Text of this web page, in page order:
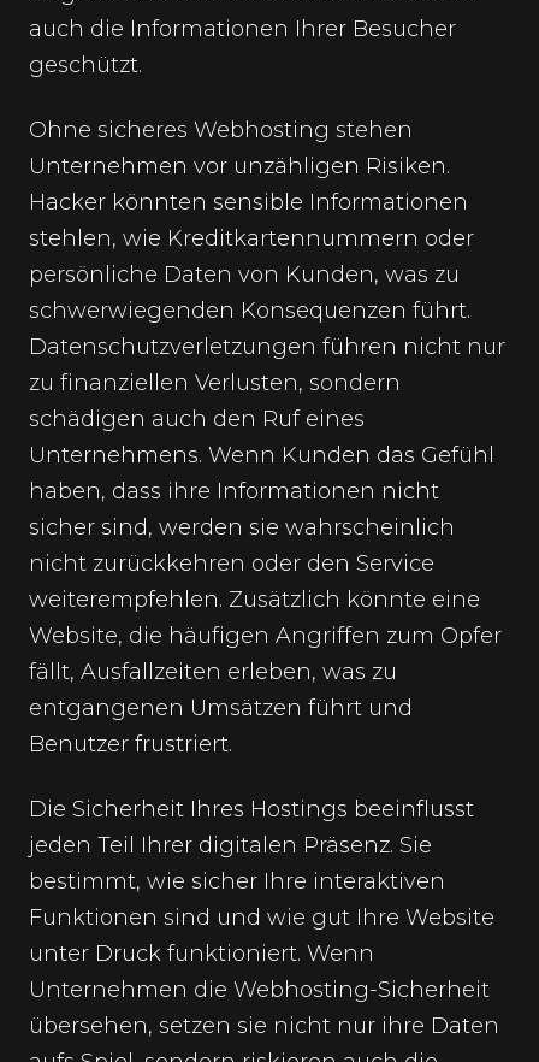
auch die Informationen Ihrer Besucher
geschützt.
Ohne sicheres Webhosting stehen
Unternehmen vor unzähligen Risiken.
Hacker könnten sensible Informationen
stehlen, wie Kreditkartennummern oder
persönliche Daten von Kunden, was zu
schwerwiegenden Konsequenzen führt.
Datenschutzverletzungen führen nicht nur
zu finanziellen Verlusten, sondern
schädigen auch den Ruf eines
Unternehmens. Wenn Kunden das Gefühl
haben, dass ihre Informationen nicht
sicher sind, werden sie wahrscheinlich
nicht zurückkehren oder den Service
weiterempfehlen. Zusätzlich könnte eine
Website, die häufigen Angriffen zum Opfer
fällt, Ausfallzeiten erleben, was zu
entgangenen Umsätzen führt und
Benutzer frustriert.
Die Sicherheit Ihres Hostings beeinflusst
jeden Teil Ihrer digitalen Präsenz. Sie
bestimmt, wie sicher Ihre interaktiven
Funktionen sind und wie gut Ihre Website
unter Druck funktioniert. Wenn
Unternehmen die Webhosting-Sicherheit
übersehen, setzen sie nicht nur ihre Daten